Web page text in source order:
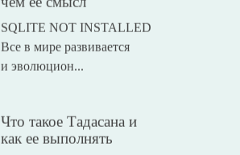
SQLITE NOT INSTALLED
Все в мире развивается
и эволюцион...
Что такое Тадасана и
как ее выполнять